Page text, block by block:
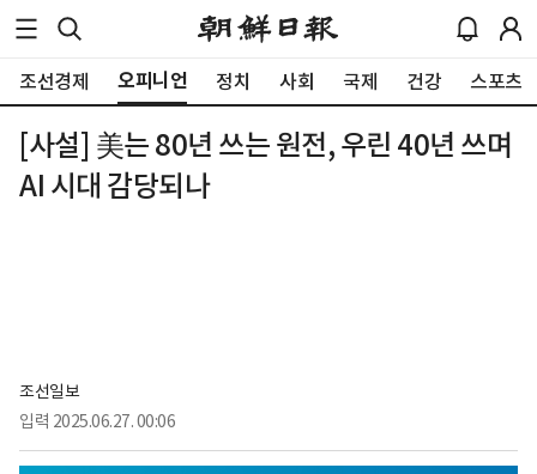
조선경제 오피니언 정치 사회 국제 건강 스포츠
[사설] 美는 80년 쓰는 원전, 우린 40년 쓰며
AI 시대 감당되나
조선일보
입력 2025.06.27. 00:06